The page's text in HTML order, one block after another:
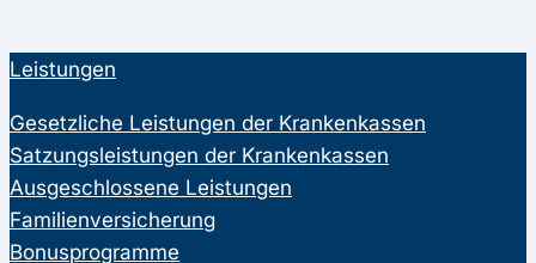
Leistungen
Gesetzliche Leistungen der Krankenkassen
Satzungsleistungen der Krankenkassen
Ausgeschlossene Leistungen
Familienversicherung
Bonusprogramme